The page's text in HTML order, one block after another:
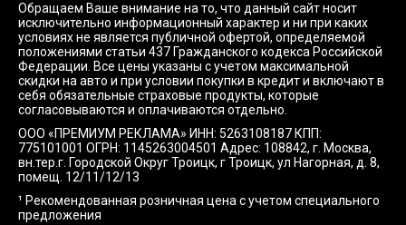
Обращаем Ваше внимание на то, что данный сайт носит
исключительно информационный характер и ни при каких
условиях не является публичной офертой, определяемой
положениями статьи 437 Гражданского кодекса Российской
Федерации. Все цены указаны с учетом максимальной
скидки на авто и при условии покупки в кредит и включают в
себя обязательные страховые продукты, которые
согласовываются и оплачиваются отдельно.
ООО «ПРЕМИУМ РЕКЛАМА» ИНН: 5263108187 КПП:
775101001 ОГРН: 1145263004501 Адрес: 108842, г. Москва,
вн.тер.г. Городской Округ Троицк, г Троицк, ул Нагорная, д. 8,
помещ. 12/11/12/13
¹ Рекомендованная розничная цена с учетом специального
предложения